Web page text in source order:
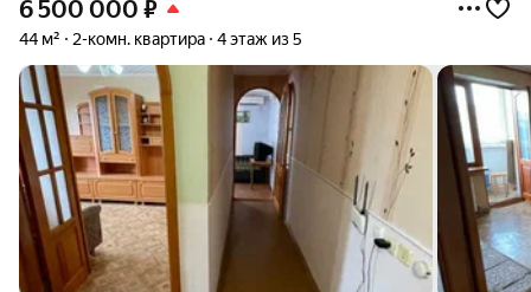
6 500 000 ₽
44 м² 2-комн. квартира 4 этаж из 5